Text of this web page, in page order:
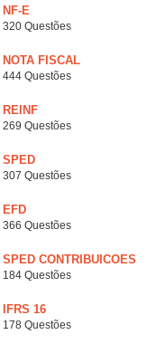
NF-E
320 Questões
NOTA FISCAL
444 Questões
REINF
269 Questões
SPED
307 Questões
EFD
366 Questões
SPED CONTRIBUICOES
184 Questões
IFRS 16
178 Questões